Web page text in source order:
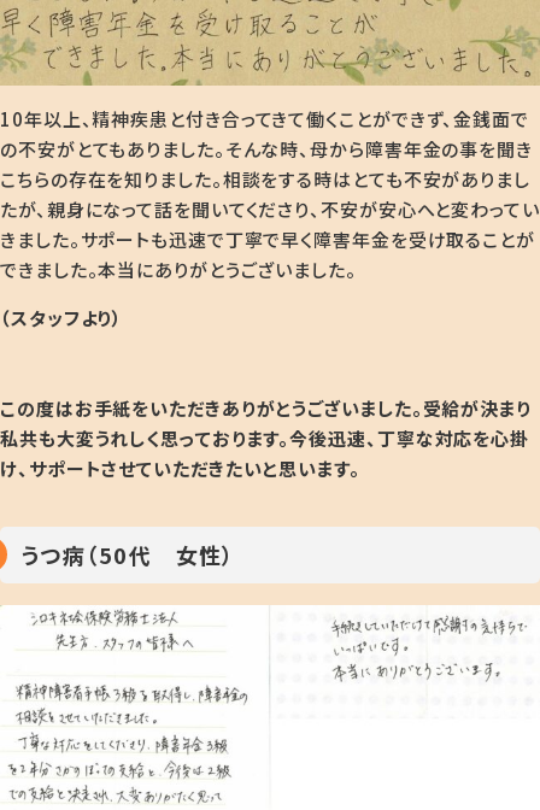
10年以上、精神疾患と付き合ってきて働くことができず、金銭面で
の不安がとてもありました。そんな時、母から障害年金の事を聞き
こちらの存在を知りました。相談をする時はとても不安がありまし
たが、親身になって話を聞いてくださり、不安が安心へと変わってい
きました。サポートも迅速で丁寧で早く障害年金を受け取ることが
できました。本当にありがとうございました。
（スタッフより）
この度はお手紙をいただきありがとうございました。受給が決まり
私共も大変うれしく思っております。今後迅速、丁寧な対応を心掛
け、サポートさせていただきたいと思います。
うつ病（50代 女性）